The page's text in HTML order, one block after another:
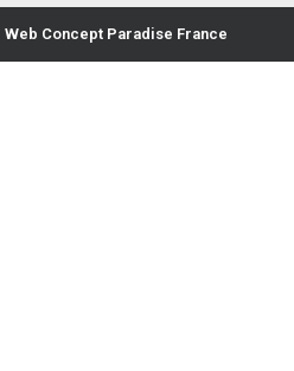
Web Concept Paradise France